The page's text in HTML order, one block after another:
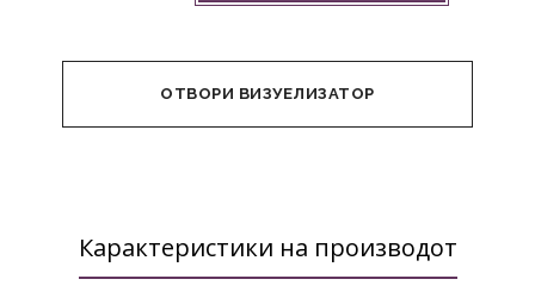
ОТВОРИ ВИЗУЕЛИЗАТОР
Карактеристики на производот